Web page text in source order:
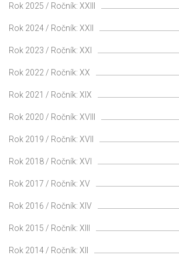
Rok 2025 / Ročník: XXIII
Rok 2024 / Ročník: XXII
Rok 2023 / Ročník: XXI
Rok 2022 / Ročník: XX
Rok 2021 / Ročník: XIX
Rok 2020 / Ročník: XVIII
Rok 2019 / Ročník: XVII
Rok 2018 / Ročník: XVI
Rok 2017 / Ročník: XV
Rok 2016 / Ročník: XIV
Rok 2015 / Ročník: XIII
Rok 2014 / Ročník: XII